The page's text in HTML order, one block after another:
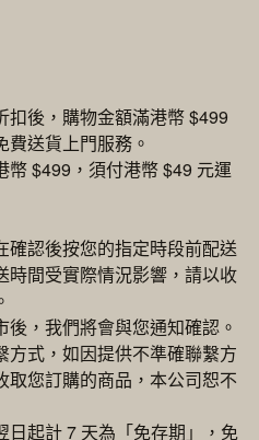
扣後，購物金額滿港幣 $499
費送貨上門服務。
幣 $499，須付港幣 $49 元運
確認後按您的指定時段前配送
時間受實際情況影響，請以收
後，我們將會與您通知確認。
方式，如因提供不準確聯繫方
取您訂購的商品，本公司恕不
日起計 7 天為「免存期」，免